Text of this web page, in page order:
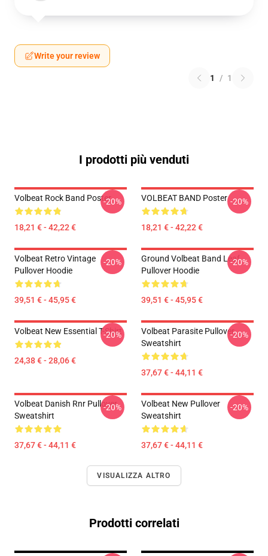
Write your review
1 / 1
I prodotti più venduti
Volbeat Rock Band Poster
18,21 € - 42,22 €
-20% VOLBEAT BAND Poster
18,21 € - 42,22 €
-20%
Volbeat Retro Vintage
Pullover Hoodie
39,51 € - 45,95 €
-20%
Ground Volbeat Band Leaf
Pullover Hoodie
39,51 € - 45,95 €
-20%
Volbeat New Essential T-Shirt
24,38 € - 28,06 €
-20%
Volbeat Parasite Pullover
Sweatshirt
37,67 € - 44,11 €
-20%
Volbeat Danish Rnr Pullover
Sweatshirt
37,67 € - 44,11 €
-20%
Volbeat New Pullover
Sweatshirt
37,67 € - 44,11 €
-20%
VISUALIZZA ALTRO
Prodotti correlati